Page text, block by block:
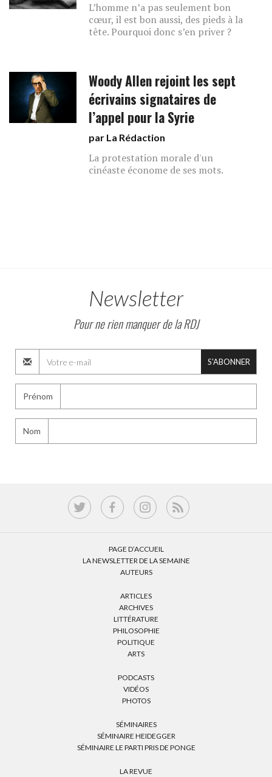
L’homme n’a pas seulement bon
cœur, il est bon aussi, des pieds à la
tête. Pourquoi donc s’en priver ?
Woody Allen rejoint les sept
écrivains signataires de
l’appel pour la Syrie
par La Rédaction
La protestation morale d'un
cinéaste économe de ses mots.
Newsletter
Pour ne rien manquer de la RDJ
S'ABONNER
Prénom
Nom
PAGE D’ACCUEIL
LA NEWSLETTER DE LA SEMAINE
AUTEURS
ARTICLES
ARCHIVES
LITTÉRATURE
PHILOSOPHIE
POLITIQUE
ARTS
PODCASTS
VIDÉOS
PHOTOS
SÉMINAIRES
SÉMINAIRE HEIDEGGER
SÉMINAIRE LE PARTI PRIS DE PONGE
LA REVUE